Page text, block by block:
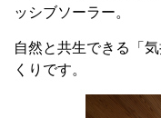
ッシブソーラー。
自然と共生できる「
くりです。